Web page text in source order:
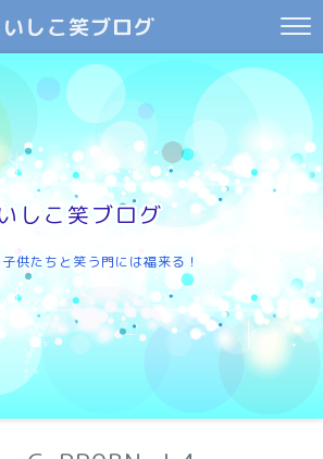
いしこ笑ブログ
しこ笑ブログ
子供たちと笑う門には福来る！